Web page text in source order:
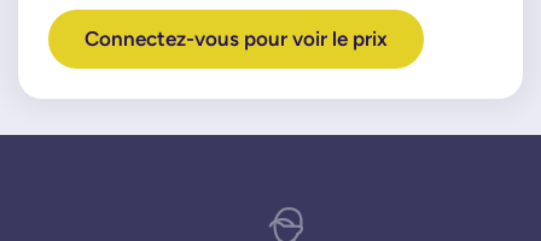
Connectez-vous pour voir le prix